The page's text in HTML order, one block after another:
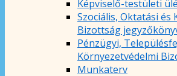
Képviselő-testületi
Szociális, Oktatási és
Bizottság
Pénzügyi,
Környezetvédelmi
Munkaterv